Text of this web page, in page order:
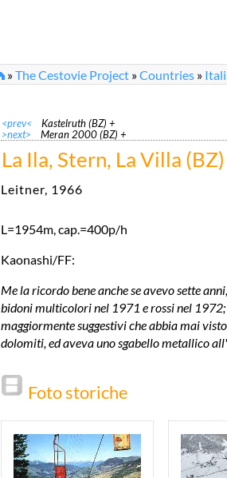
»The Cestovie Project »Countries »
<prev< Kastelruth (BZ) +
>next> Meran 2000 (BZ) +
La Ila, Stern, La Villa
Leitner, 1966
L=1954m, cap.=400p/h
Kaonashi/FF:
Me la ricordo bene anche se avevo sette
bidoni multicolori nel 1971 e rossi nel
maggiormente suggestivi che abbia mai
dolomiti, ed aveva uno sgabello metallico
Foto storiche